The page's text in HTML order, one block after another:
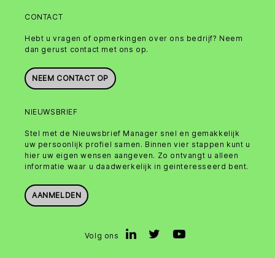
CONTACT
Hebt u vragen of opmerkingen over ons bedrijf? Neem
dan gerust contact met ons op.
NEEM CONTACT OP
NIEUWSBRIEF
Stel met de Nieuwsbrief Manager snel en gemakkelijk
uw persoonlijk profiel samen. Binnen vier stappen kunt u
hier uw eigen wensen aangeven. Zo ontvangt u alleen
informatie waar u daadwerkelijk in geinteresseerd bent.
AANMELDEN
Volg ons